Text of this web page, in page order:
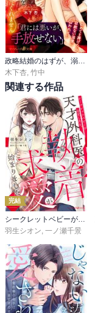
木下杏 竹中
関連する作品
完結
シークレットベビーが発覚したら、天才外科医の執着求愛が始まりました【分冊版】
羽生シオン, 一ノ瀬千景